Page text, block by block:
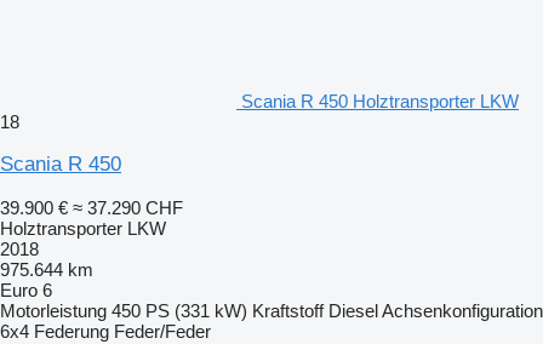
Scania R 450 Holztransporter LKW
18
Scania R 450
39.900 € ≈ 37.290 CHF
Holztransporter LKW
2018
975.644 km
Euro 6
Motorleistung 450 PS (331 kW) Kraftstoff DieselAchsenkonfiguration
6x4 Federung Feder/Feder